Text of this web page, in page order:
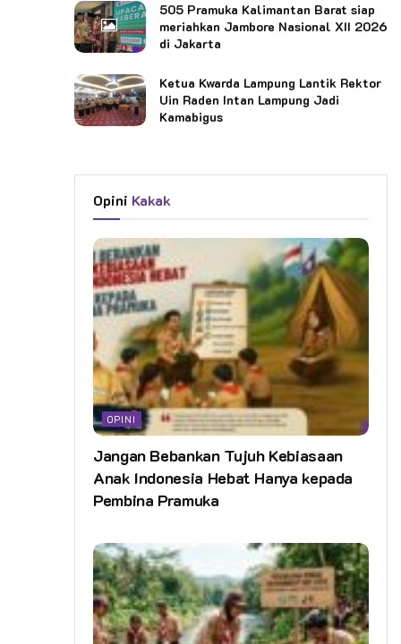
505 Pramuka Kalimantan Barat siap
meriahkan Jambore Nasional XII 2026
di Jakarta
Ketua Kwarda Lampung Lantik Rektor
Uin Raden Intan Lampung Jadi
Kamabigus
Opini Kakak
OPINI
Jangan Bebankan Tujuh Kebiasaan
Anak Indonesia Hebat Hanya kepada
Pembina Pramuka